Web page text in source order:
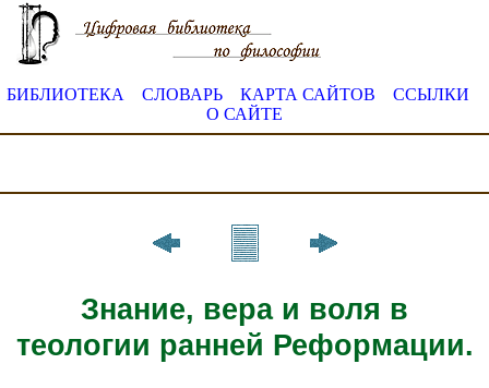
БИБЛИОТЕКА СЛОВАРЬ КАРТА САЙТОВ
ССЫЛКИ
О САЙТЕ
Знание, вера и воля в
теологии ранней Реформации.